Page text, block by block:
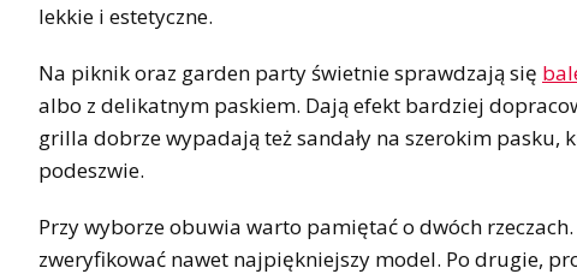
lekkie i estetyczne.
Na piknik oraz garden party świetnie sprawdzają się
albo z delikatnym paskiem. Dają efekt bardziej
grilla dobrze wypadają też sandały na szerokim
podeszwie.
Przy wyborze obuwia warto pamiętać o dwóch
zweryfikować nawet najpiękniejszy model. Po drugie,